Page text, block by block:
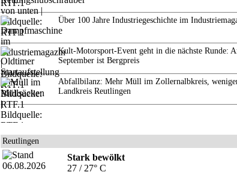
Über 100 Jahre Industriegeschichte im
Kult-Motorsport-Event geht in die nächste Runde:
September ist Bergpreis
Abfallbilanz: Mehr Müll im Zollernalbkreis,
Landkreis Reutlingen
Reutlingen
Stark bewölkt
27 / 27° C